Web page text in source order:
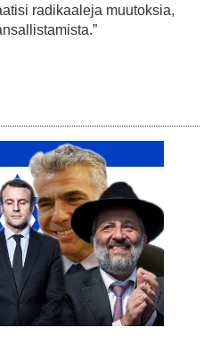
radikaaleja muutoksia,